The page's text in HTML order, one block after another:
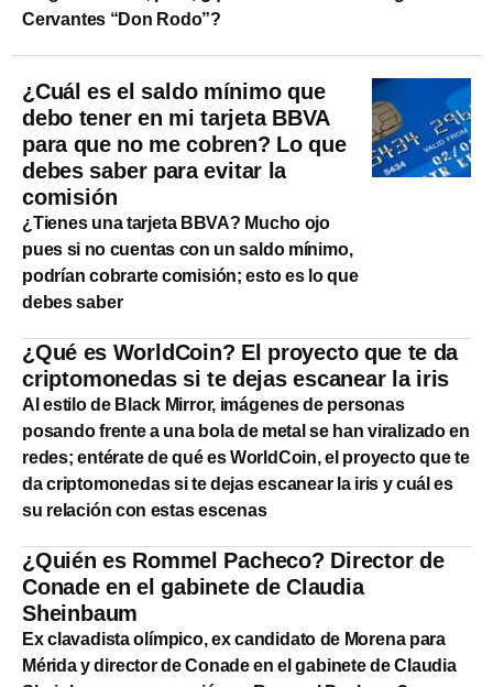
Cervantes “Don Rodo”?
¿Cuál es el saldo mínimo que
debo tener en mi tarjeta BBVA
para que no me cobren? Lo que
debes saber para evitar la
comisión
¿Tienes una tarjeta BBVA? Mucho ojo
pues si no cuentas con un saldo mínimo,
podrían cobrarte comisión; esto es lo que
debes saber
¿Qué es WorldCoin? El proyecto que te da
criptomonedas si te dejas escanear la iris
Al estilo de Black Mirror, imágenes de personas
posando frente a una bola de metal se han viralizado en
redes; entérate de qué es WorldCoin, el proyecto que te
da criptomonedas si te dejas escanear la iris y cuál es
su relación con estas escenas
¿Quién es Rommel Pacheco? Director de
Conade en el gabinete de Claudia
Sheinbaum
Ex clavadista olímpico, ex candidato de Morena para
Mérida y director de Conade en el gabinete de Claudia